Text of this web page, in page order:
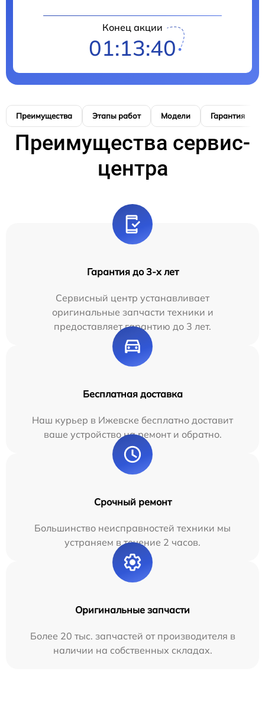
Конец акции
01:13:39
Преимущества Этапы работ Модели Гарантия
Преимущества сервис-
центра
Гарантия до 3-х лет
Сервисный центр устанавливает
оригинальные запчасти техники и
предоставляет гарантию до 3 лет.
Бесплатная доставка
Наш курьер в Ижевске бесплатно доставит
ваше устройство на ремонт и обратно.
Срочный ремонт
Большинство неисправностей техники мы
устраняем в течение 2 часов.
Оригинальные запчасти
Более 20 тыс. запчастей от производителя в
наличии на собственных складах.